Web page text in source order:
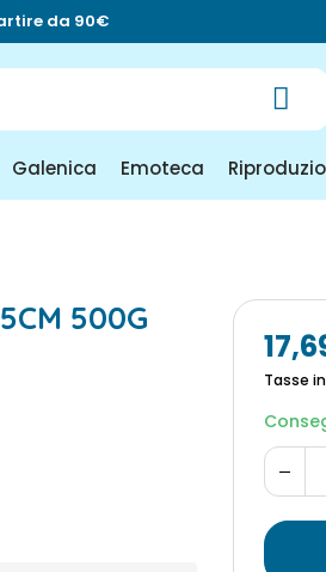
da 90€
Galenica Emoteca
500G
Tasse